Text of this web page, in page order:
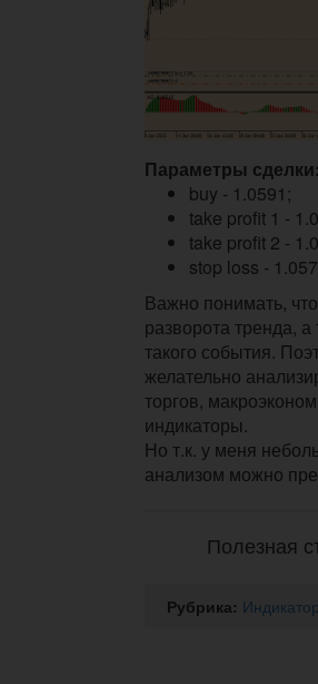
Параметры сделки:
buy - 1.0591;
take profit 1 -
take profit 2 -
stop loss -
Важно понимать,
разворота тренда,
такого события.
желательно
торгов,
индикаторы.
Но т.к. у меня
анализом можно
Полезная
Рубрика: